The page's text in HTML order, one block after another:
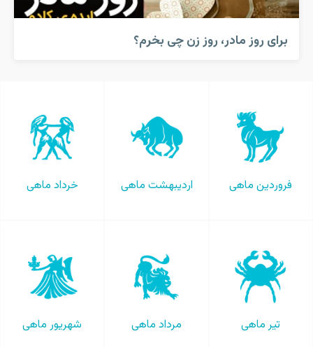
برای روز مادر، روز زن چی بخرم؟
فروردین ماهی اردیبهشت ماهی خرداد ماهی
تیر ماهی مرداد ماهی شهریور ماهی